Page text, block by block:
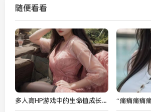
随便看看
多人高HP游戏中的生命值成长之谜：如何有效提升角色HP？